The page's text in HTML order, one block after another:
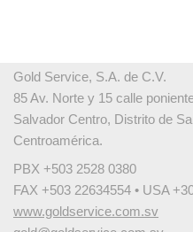
Gold Service, S.A. de C.V.
85 Av. Norte y 15 calle
Salvador Centro, Distrito de
Centroamérica.
PBX +503 2528 0380
FAX +503 22634554 • USA
www.goldservice.com.sv